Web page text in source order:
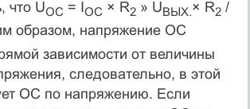
что UОС = IОС × R2» UВЫХ. × R2/
образом, напряжение ОС
зависимости от величины
следовательно, в этой
ОС по напряжению. Если